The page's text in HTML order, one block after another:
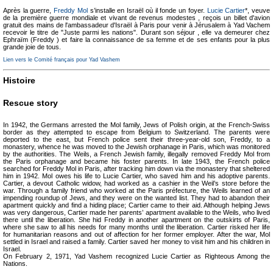
Après la guerre,Freddy Mols’installe en Israël où il fonde un foyer. Lucie Cartier*, veuve
de la première guerre mondiale et vivant de revenus modestes , reçois un billet d'avion
gratuit des mains de l'ambassadeur d'Israël à Paris pour venir à Jérusalem à Yad Vachem
recevoir le titre de "Juste parmi les nations". Durant son séjour , elle va demeurer chez
Ephraïm (Freddy ) et faire la connaissance de sa femme et de ses enfants pour la plus
grande joie de tous.
Lien vers le Comité français pour Yad Vashem
Histoire
Rescue story
In 1942, the Germans arrested the Mol family, Jews of Polish origin, at the French-Swiss
border as they attempted to escape from Belgium to Switzerland. The parents were
deported to the east, but French police sent their three-year-old son, Freddy, to a
monastery, whence he was moved to the Jewish orphanage in Paris, which was monitored
by the authorities. The Weils, a French Jewish family, illegally removed Freddy Mol from
the Paris orphanage and became his foster parents. In late 1943, the French police
searched for Freddy Mol in Paris, after tracking him down via the monastery that sheltered
him in 1942. Mol owes his life to Lucie Cartier, who saved him and his adoptive parents.
Cartier, a devout Catholic widow, had worked as a cashier in the Weil’s store before the
war. Through a family friend who worked at the Paris préfecture, the Weils learned of an
impending roundup of Jews, and they were on the wanted list. They had to abandon their
apartment quickly and find a hiding place; Cartier came to their aid. Although helping Jews
was very dangerous, Cartier made her parents’ apartment available to the Weils, who lived
there until the liberation. She hid Freddy in another apartment on the outskirts of Paris,
where she saw to all his needs for many months until the liberation. Cartier risked her life
for humanitarian reasons and out of affection for her former employer. After the war, Mol
settled in Israel and raised a family. Cartier saved her money to visit him and his children in
Israel.
On February 2, 1971, Yad Vashem recognized Lucie Cartier as Righteous Among the
Nations.